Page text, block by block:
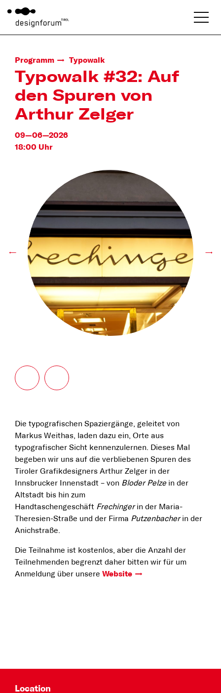
Programm Typowalk
Typowalk #32: Auf
den Spuren von
Arthur Zelger
09—06—2026
18:00 Uhr
← →
Die typografischen Spaziergänge, geleitet von
Markus Weithas, laden dazu ein, Orte aus
typografischer Sicht kennenzu­lernen. Dieses Mal
begeben wir uns auf die verbliebenen Spuren des
Tiroler Grafikdesigners Arthur Zelger in der
Innsbrucker Innenstadt – von Bloder Pelze in der
Altstadt bis hin zum
Handtaschengeschäft Frechingerin der Maria-
Theresien-Straße und der Firma Putzenbacherin der
Anichstraße.
Die Teilnahme ist kostenlos, aber die Anzahl der
Teilnehmenden begrenzt daher bitten wir für um
Anmeldung über unsere Website
Location